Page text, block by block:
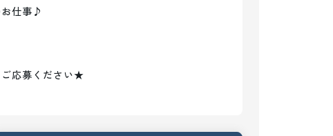
お仕事♪
応募ください★